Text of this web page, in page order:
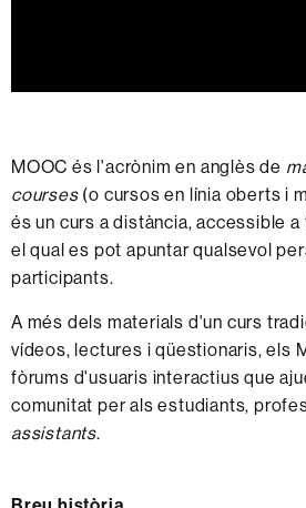
seconds
MOOC és l'acrònim en anglès de
courses(o cursos en línia oberts i
és un curs a distància, accessible
el qual es pot apuntar qualsevol
participants.
A més dels materials d'un curs
vídeos, lectures i qüestionaris, els
fòrums d'usuaris interactius que
comunitat per als estudiants,
assistants.